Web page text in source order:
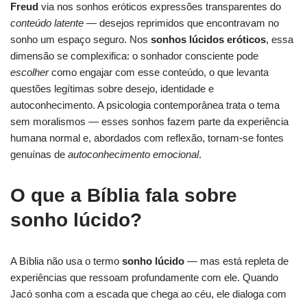
Freud via nos sonhos eróticos expressões transparentes do
conteúdo latente — desejos reprimidos que encontravam no
sonho um espaço seguro. Nos sonhos lúcidos eróticos, essa
dimensão se complexifica: o sonhador consciente pode
escolhercomo engajar com esse conteúdo, o que levanta
questões legítimas sobre desejo, identidade e
autoconhecimento. A psicologia contemporânea trata o tema
sem moralismos — esses sonhos fazem parte da experiência
humana normal e, abordados com reflexão, tornam-se fontes
genuínas de autoconhecimento emocional.
O que a Bíblia fala sobre
sonho lúcido?
A Bíblia não usa o termo sonho lúcido — mas está repleta de
experiências que ressoam profundamente com ele. Quando
Jacó sonha com a escada que chega ao céu, ele dialoga com